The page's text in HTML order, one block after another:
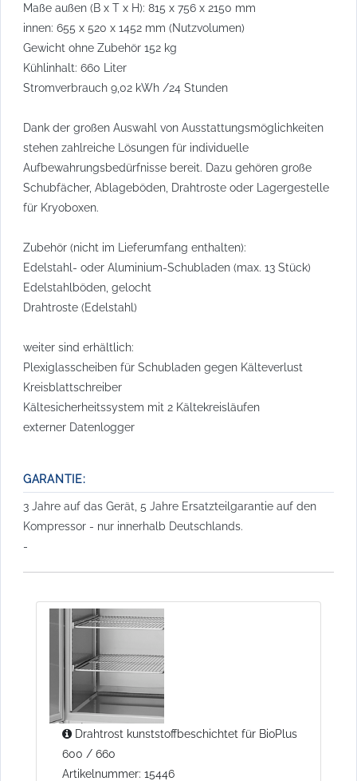
Maße außen (B x T x H): 815 x 756 x 2150 mm
innen: 655 x 520 x 1452 mm (Nutzvolumen)
Gewicht ohne Zubehör 152 kg
Kühlinhalt: 660 Liter
Stromverbrauch 9,02 kWh /24 Stunden
Dank der großen Auswahl von Ausstattungsmöglichkeiten
stehen zahlreiche Lösungen für individuelle
Aufbewahrungsbedürfnisse bereit. Dazu gehören große
Schubfächer, Ablageböden, Drahtroste oder Lagergestelle
für Kryoboxen.
Zubehör (nicht im Lieferumfang enthalten):
Edelstahl- oder Aluminium-Schubladen (max. 13 Stück)
Edelstahlböden, gelocht
Drahtroste (Edelstahl)
weiter sind erhältlich:
Plexiglasscheiben für Schubladen gegen Kälteverlust
Kreisblattschreiber
Kältesicherheitssystem mit 2 Kältekreisläufen
externer Datenlogger
GARANTIE:
3 Jahre auf das Gerät, 5 Jahre Ersatzteilgarantie auf den
Kompressor - nur innerhalb Deutschlands.
-
Drahtrost kunststoffbeschichtet für BioPlus
600 / 660
Artikelnummer: 15446